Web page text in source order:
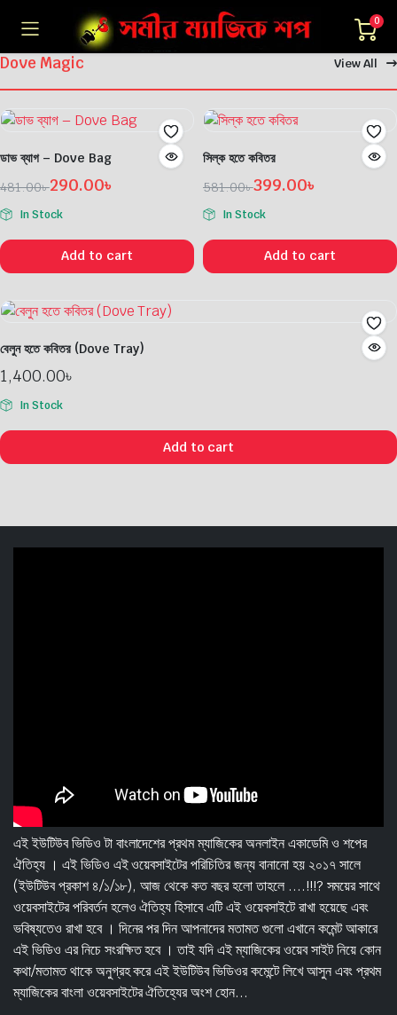
0
Dove Magic View All
ডাভ ব্যাগ – Dove Bag
481.00৳
Original
price
was:
481.00৳ .
290.00৳
Current
price
is:
290.00৳ .
In Stock
Add to cart
সিল্ক হতে কবিতর
581.00৳
Original
price
was:
581.00৳ .
399.00৳
Current
price
is:
399.00৳ .
In Stock
Add to cart
বেলুন হতে কবিতর (Dove Tray)
1,400.00৳
In Stock
Add to cart
এই ইউটিউব ভিডিও টা বাংলাদেশের প্রথম ম্যাজিকের অনলাইন একাডেমি ও শপের
ঐতিহ্য । এই ভিডিও এই ওয়েবসাইটের পরিচিতির জন্য বানানো হয় ২০১৭ সালে
(ইউটিউব প্রকাশ ৪/১/১৮), আজ থেকে কত বছর হলো তাহলে ....!!!? সময়ের সাথে
ওয়েবসাইটের পরিবর্তন হলেও ঐতিহ্য হিসাবে এটি এই ওয়েবসাইটে রাখা হয়েছে এবং
ভবিষ্যতেও রাখা হবে । দিনের পর দিন আপনাদের মতামত গুলো এখানে কমেন্ট আকারে
এই ভিডিও এর নিচে সংরক্ষিত হবে । তাই যদি এই ম্যাজিকের ওয়েব সাইট নিয়ে কোন
কথা/মতামত থাকে অনুগ্রহ করে এই ইউটিউব ভিডিওর কমেন্টে লিখে আসুন এবং প্রথম
ম্যাজিকের বাংলা ওয়েবসাইটের ঐতিহ্যের অংশ হোন...